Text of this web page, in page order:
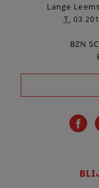
Lange
T. 03
BZN